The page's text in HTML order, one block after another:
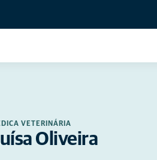
VETERINÁRIA
Oliveira